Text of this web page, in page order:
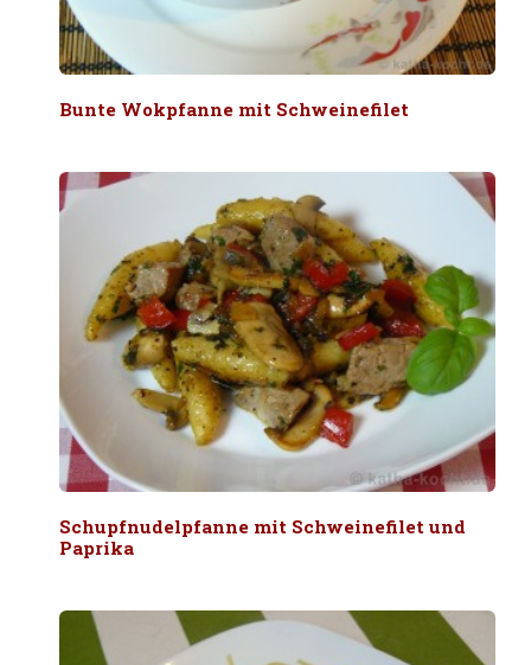
Bunte Wokpfanne mit Schweinefilet
Schupfnudelpfanne mit Schweinefilet und
Paprika